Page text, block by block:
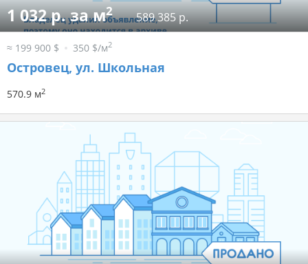
1 032 р. за м2 589 385 р.
≈ 199 900 $ 350 $/м2
Островец, ул. Школьная
570.9 м2